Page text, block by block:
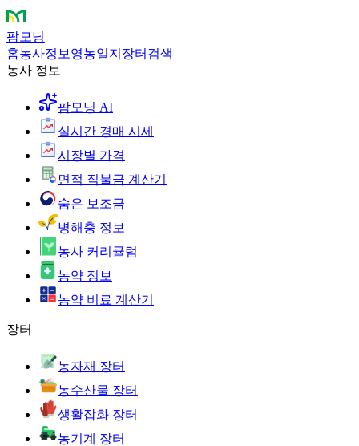
팜모닝
홈농사정보 영농일지 장터 검색
농사 정보
팜모닝 AI
실시간 경매 시세
시장별 가격
면적 직불금 계산기
숨은 보조금
병해충 정보
농사 커리큘럼
농약 정보
농약 비료 계산기
장터
농자재 장터
농수산물 장터
생활잡화 장터
농기계 장터